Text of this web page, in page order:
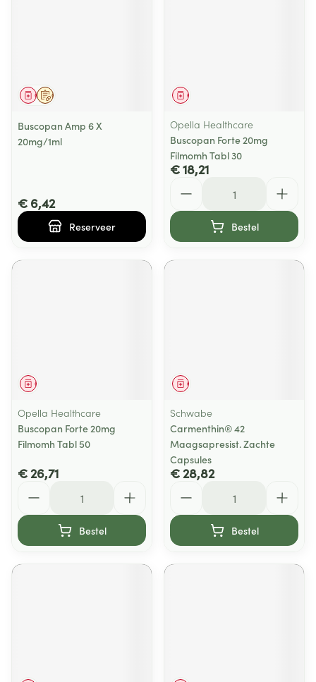
Op voorschrift
Geneesmiddel
Buscopan Amp 6 X
20mg/1ml
€ 6,42
Reserveer
Geneesmiddel
Opella Healthcare
Buscopan Forte 20mg
Filmomh Tabl 30
€ 18,21
Bestel
Geneesmiddel
Opella Healthcare
Buscopan Forte 20mg
Filmomh Tabl 50
€ 26,71
Bestel
Geneesmiddel
Schwabe
Carmenthin® 42
Maagsapresist. Zachte
Capsules
€ 28,82
Bestel